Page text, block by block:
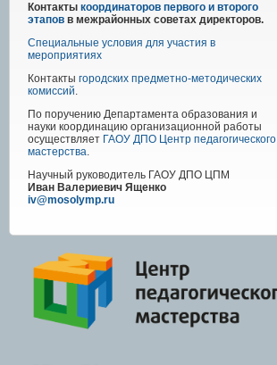
Контакты координаторов первого и второго
этапов в межрайонных советах директоров.
Специальные условия для участия в
мероприятиях
Контакты городских предметно-методических
комиссий.
По поручению Департамента образования и
науки координацию организационной работы
осуществляет ГАОУ ДПО Центр педагогического
мастерства.
Научный руководитель ГАОУ ДПО ЦПМ
Иван Валериевич Ященко
iv@mosolymp.ru